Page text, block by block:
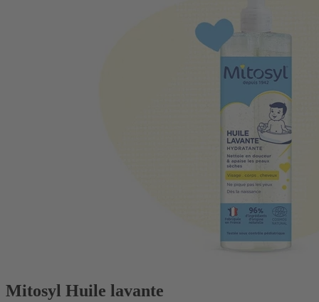
Mitosyl Huile lavante